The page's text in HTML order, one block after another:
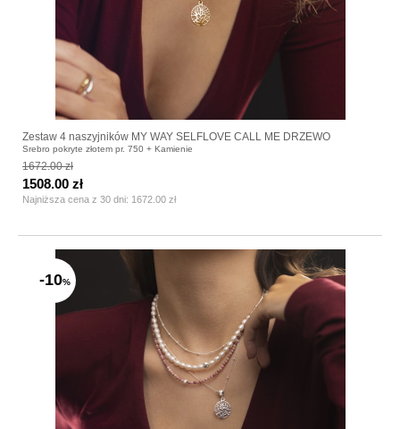
Zestaw 4 naszyjników MY WAY SELFLOVE CALL ME DRZEWO
Srebro pokryte złotem pr. 750 + Kamienie
1672.00 zł
Najniższa cena z 30 dni: 1672.00 zł
1508.00 zł
-10%